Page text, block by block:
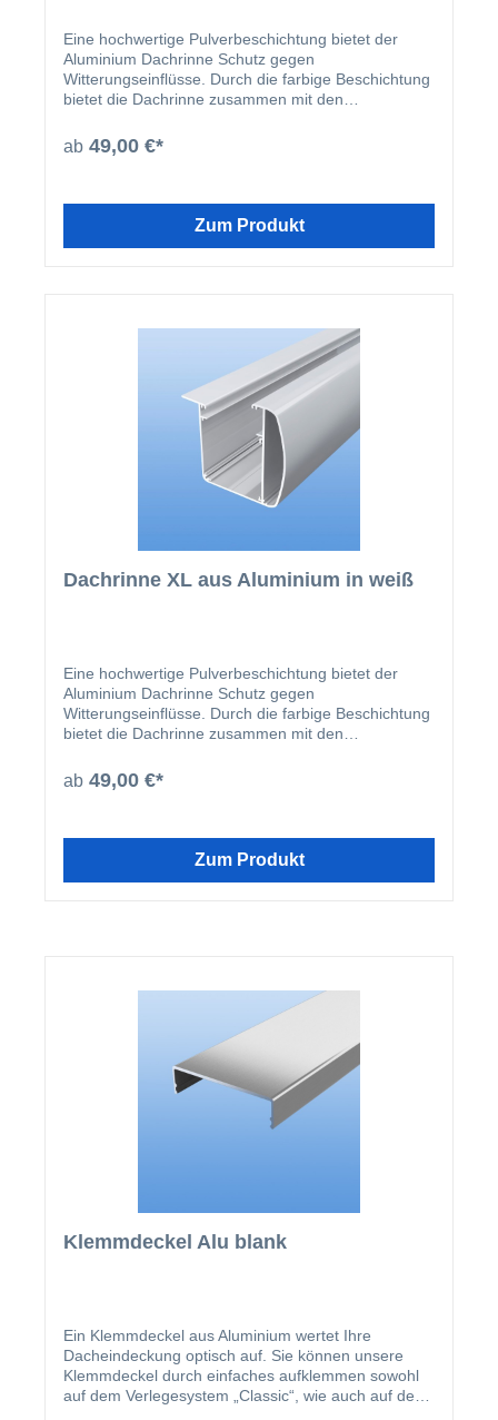
Eine hochwertige Pulverbeschichtung bietet der
Aluminium Dachrinne Schutz gegen
Witterungseinflüsse. Durch die farbige Beschichtung
bietet die Dachrinne zusammen mit den
homogenes Gesamtbild.
ab 49,00 €*
Zum Produkt
Dachrinne XL aus Aluminium in weiß
Eine hochwertige Pulverbeschichtung bietet der
Aluminium Dachrinne Schutz gegen
Witterungseinflüsse. Durch die farbige Beschichtung
bietet die Dachrinne zusammen mit den
homogenes Gesamtbild.
ab 49,00 €*
Zum Produkt
Klemmdeckel Alu blank
Ein Klemmdeckel aus Aluminium wertet Ihre
Dacheindeckung optisch auf. Sie können unsere
Klemmdeckel durch einfaches aufklemmen sowohl
auf dem Verlegesystem „Classic“, wie auch auf dem